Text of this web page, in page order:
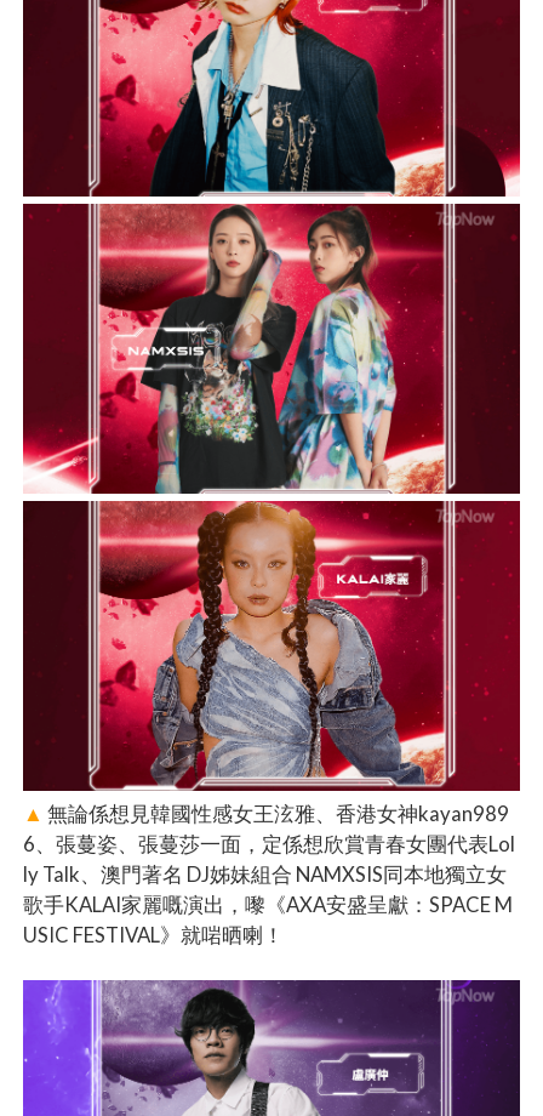
▲ 無論係想見韓國性感女王泫雅、香港女神kayan989
6、張蔓姿、張蔓莎一面，定係想欣賞青春女團代表Lol
ly Talk、澳門著名 DJ姊妹組合 NAMXSIS同本地獨立女
歌手KALAI家麗嘅演出，嚟《AXA安盛呈獻：SPACE M
USIC FESTIVAL》就啱晒喇！